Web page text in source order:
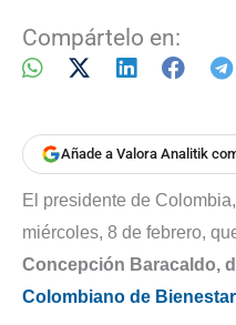
Compártelo en:
Añade a Valora Analitik
El presidente de
miércoles, 8 de febrero,
Concepción Baracaldo,
Colombiano de